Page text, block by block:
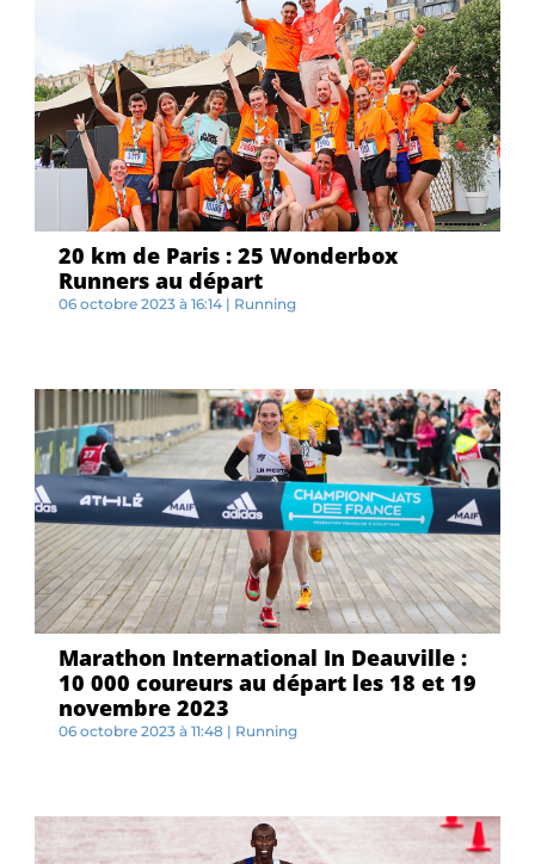
20 km de Paris : 25 Wonderbox
Runners au départ
06 octobre 2023 à 16:14 | Running
Marathon International In Deauville :
10 000 coureurs au départ les 18 et 19
novembre 2023
06 octobre 2023 à 11:48 | Running